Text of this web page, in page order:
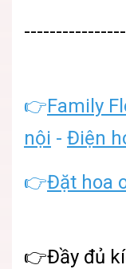
👉Family
nội - Điện
👉Đặt hoa
👉Đầy đủ